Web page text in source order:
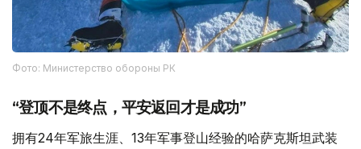
Фото: Министерство обороны РК
“登顶不是终点，平安返回才是成功”
拥有24年军旅生涯、13年军事登山经验的哈萨克斯坦武装